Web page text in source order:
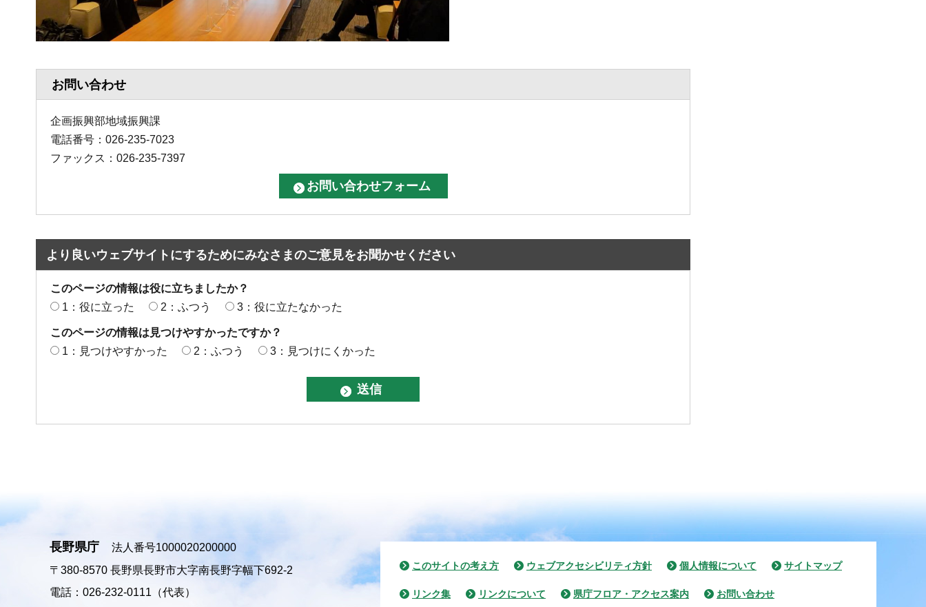
お問い合わせ
企画振興部地域振興課
電話番号：026-235-7023
ファックス：026-235-7397
より良いウェブサイトにするためにみなさまのご意見をお聞かせください
このページの情報は役に立ちましたか？
1：役に立った
2：ふつう 3：役に立たなかった
このページの情報は見つけやすかったですか？
1：見つけやすかった
2：ふつう 3：見つけにくかった
長野県庁
法人番号1000020200000
〒380-8570 長野県長野市大字南長野字幅下692-2
電話：026-232-0111（代表）
このサイトの考え方 ウェブアクセシビリティ方針 個人情報について サイトマップ
リンク集 リンクについて 県庁フロア・アクセス案内 お問い合わせ